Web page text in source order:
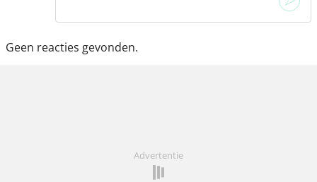
Geen reacties gevonden.
Advertentie